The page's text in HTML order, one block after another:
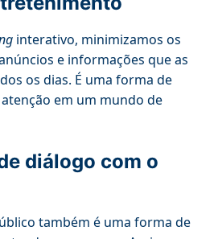
interativo, minimizamos os
e informações que as
os dias. É uma forma de
em um mundo de
diálogo com o
também é uma forma de